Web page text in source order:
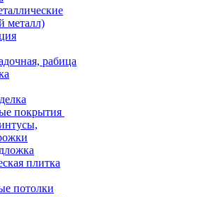
металл)
рабица
покрытия
плитка
потолки